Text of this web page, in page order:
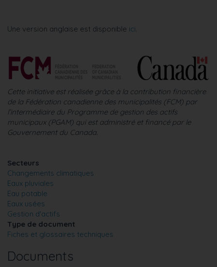
Une version anglaise est disponible ici.
Cette initiative est réalisée grâce à la contribution financière
de la Fédération canadienne des municipalités (FCM) par
l’intermédiaire du Programme de gestion des actifs
municipaux (PGAM) qui est administré et financé par le
Gouvernement du Canada.
Secteurs
Changements climatiques
Eaux pluviales
Eau potable
Eaux usées
Gestion d'actifs
Type de document
Fiches et glossaires techniques
Documents